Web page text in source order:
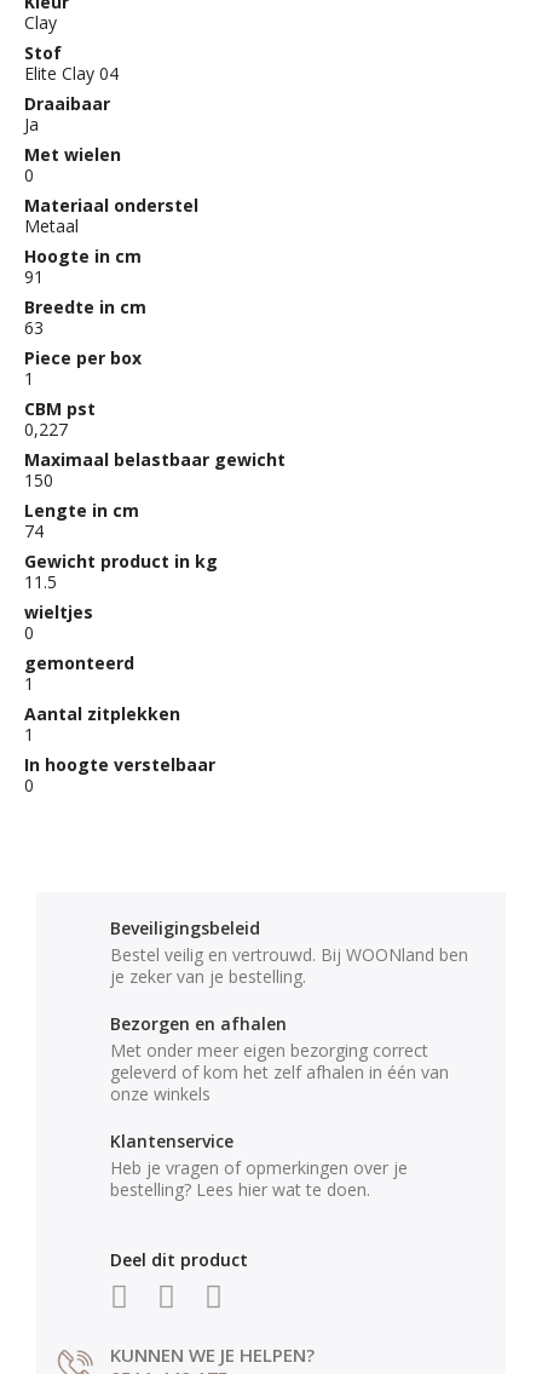
Clay
Stof
Elite Clay 04
Draaibaar
Ja
Met wielen
0
Materiaal onderstel
Metaal
Hoogte in cm
91
Breedte in cm
63
Piece per box
1
CBM pst
0,227
Maximaal belastbaar gewicht
150
Lengte in cm
74
Gewicht product in kg
11.5
wieltjes
0
gemonteerd
1
Aantal zitplekken
1
In hoogte verstelbaar
0
Beveiligingsbeleid
Bestel veilig en vertrouwd. Bij WOONland ben
je zeker van je bestelling.
Bezorgen en afhalen
Met onder meer eigen bezorging correct
geleverd of kom het zelf afhalen in één van
onze winkels
Klantenservice
Heb je vragen of opmerkingen over je
bestelling? Lees hier wat te doen.
Deel dit product
KUNNEN WE JE HELPEN?